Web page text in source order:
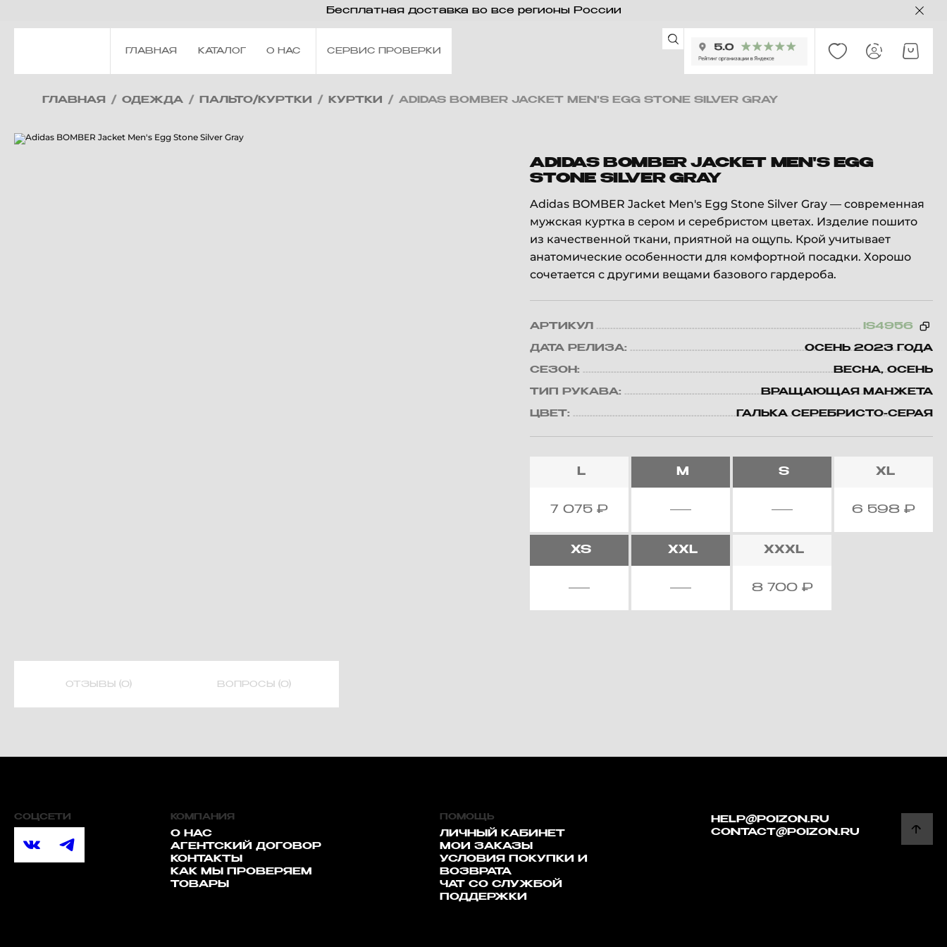
Бесплатная доставка во все регионы России
ГЛАВНАЯ КАТАЛОГ О НАС СЕРВИС ПРОВЕРКИ
ГЛАВНАЯ / ОДЕЖДА / ПАЛЬТО/КУРТКИ / КУРТКИ / ADIDAS BOMBER JACKET MEN'S EGG STONE SILVER GRAY
ADIDAS BOMBER JACKET MEN'S EGG
STONE SILVER GRAY
Adidas BOMBER Jacket Men's Egg Stone Silver Gray — современная
мужская куртка в сером и серебристом цветах. Изделие пошито
из качественной ткани, приятной на ощупь. Крой учитывает
анатомические особенности для комфортной посадки. Хорошо
сочетается с другими вещами базового гардероба.
АРТИКУЛ IS4956
ДАТА РЕЛИЗА: ОСЕНЬ 2023 ГОДА
СЕЗОН: ВЕСНА, ОСЕНЬ
ТИП РУКАВА: ВРАЩАЮЩАЯ МАНЖЕТА
ЦВЕТ: ГАЛЬКА СЕРЕБРИСТО-СЕРАЯ
L
7 075₽
M S XL
6 598 ₽
XS XXL XXXL
8 700 ₽
ОТЗЫВЫ (0) ВОПРОСЫ (0)
СОЦСЕТИ КОМПАНИЯ
О НАС
АГЕНТСКИЙ ДОГОВОР
КОНТАКТЫ
КАК МЫ ПРОВЕРЯЕМ
ТОВАРЫ
HELP@POIZON.RU
CONTACT@POIZON.RU
ПОМОЩЬ
ЛИЧНЫЙ КАБИНЕТ
МОИ ЗАКАЗЫ
УСЛОВИЯ ПОКУПКИ И
ВОЗВРАТА
ЧАТ СО СЛУЖБОЙ
ПОДДЕРЖКИ